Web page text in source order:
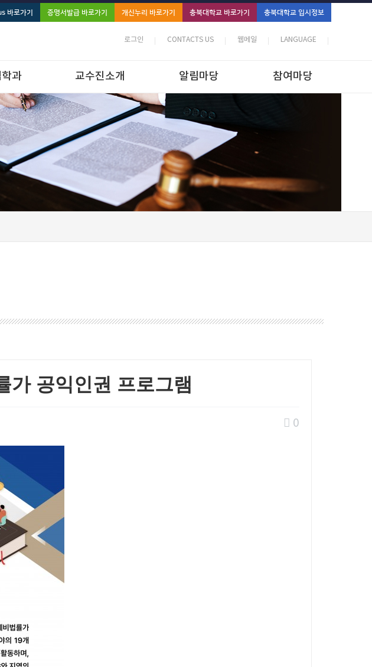
바로가기 증명서발급 바로가기 개신누리 바로가기 충북대학교 바로가기 충북대학교 입시정보
로그인 CONTACTS US 웹메일 LANGUAGE
과 교수진소개 알림마당 참여마당
가 공익인권 프로그램
0